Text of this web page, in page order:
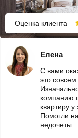
Оценка клиента
С вами
это
компанию
квартиру у
Помогли
недочеты.
Елена